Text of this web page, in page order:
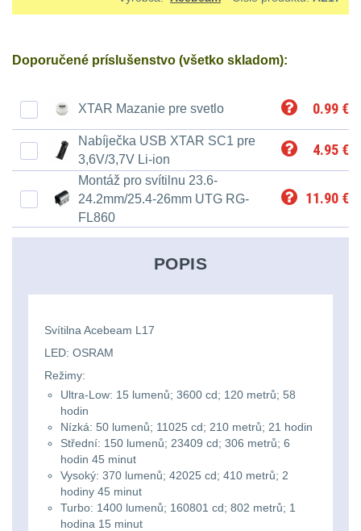
lm
Svítilny
AA/AAA/14500
Li-
Ion
baterie
Svítilny
18650
baterie
Svítilny
21700
baterie
Svítilny
Univerzalní
tašky
na
zbraně
Hydratační
vaky
Kapsy
Peněženky
Doplňky
batohům
střední
Príslušenstvo
pre
Taktické svietidlá10
Lucerny a kempingové
lampy 1
Potápačské svetlá2
Kapesní svítilny4
Policejní svítilny4
Nabíjacie baterky
Svietidlá s magnetom2
Svietidlá CRI≥901
Laserové značkovače9
Držiaky a
Doporučené príslušenstvo (všetko skladom):
XTAR Mazanie pre svetlo 0.99 €
Nabíječka USB XTAR SC1 pre
3,6V/3,7V Li-ion
4.95 €
Montáž pro svítilnu 23.6-
24.2mm/25.4-26mm UTG RG-
FL860
11.90 €
POPIS
Svítilna Acebeam L17
LED: OSRAM
Režimy:
Ultra-Low: 15 lumenů; 3600 cd; 120 metrů; 58
hodin
Nízká: 50 lumenů; 11025 cd; 210 metrů; 21 hodin
Střední: 150 lumenů; 23409 cd; 306 metrů; 6
hodin 45 minut
Vysoký: 370 lumenů; 42025 cd; 410 metrů; 2
hodiny 45 minut
Turbo: 1400 lumenů; 160801 cd; 802 metrů; 1
hodina 15 minut